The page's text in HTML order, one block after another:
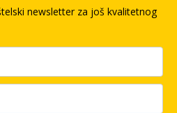
newsletter za još kvalitetnog